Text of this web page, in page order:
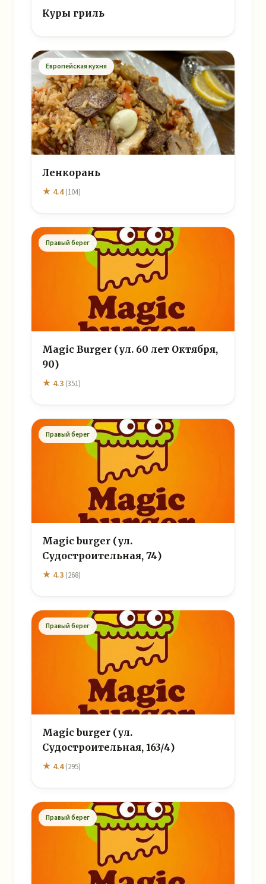
Куры гриль
Европейская кухня
Ленкорань
★ 4.4(104)
Правый берег
Magic Burger (ул. 60 лет Октября,
90)
★ 4.3 (351)
Правый берег
Magic burger (ул.
Судостроительная, 74)
★ 4.3 (268)
Правый берег
Magic burger (ул.
Судостроительная, 163/4)
★ 4.4(295)
Правый берег